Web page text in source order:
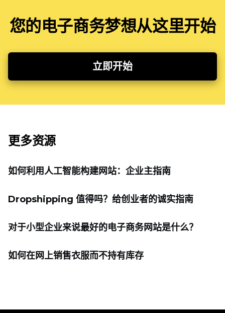
您的电子商务梦想从这里开始
立即开始
更多资源
如何利用人工智能构建网站：企业主指南
Dropshipping 值得吗？给创业者的诚实指南
对于小型企业来说最好的电子商务网站是什么？
如何在网上销售衣服而不持有库存